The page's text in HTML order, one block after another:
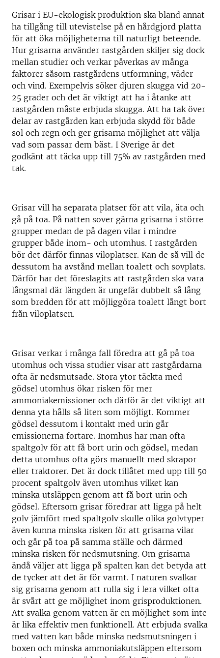
Grisar i EU-ekologisk produktion ska bland annat
ha tillgång till utevistelse på en hårdgjord platta
för att öka möjligheterna till naturligt beteende.
Hur grisarna använder rastgården skiljer sig dock
mellan studier och verkar påverkas av många
faktorer såsom rastgårdens utformning, väder
och vind. Exempelvis söker djuren skugga vid 20-
25 grader och det är viktigt att ha i åtanke att
rastgården måste erbjuda skugga. Att ha tak över
delar av rastgården kan erbjuda skydd för både
sol och regn och ger grisarna möjlighet att välja
vad som passar dem bäst. I Sverige är det
godkänt att täcka upp till 75% av rastgården med
tak.
Grisar vill ha separata platser för att vila, äta och
gå på toa. På natten sover gärna grisarna i större
grupper medan de på dagen vilar i mindre
grupper både inom- och utomhus. I rastgården
bör det därför finnas viloplatser. Kan de så vill de
dessutom ha avstånd mellan toalett och sovplats.
Därför har det föreslagits att rastgården ska vara
långsmal där längden är ungefär dubbelt så lång
som bredden för att möjliggöra toalett långt bort
från viloplatsen.
Grisar verkar i många fall föredra att gå på toa
utomhus och vissa studier visar att rastgårdarna
ofta är nedsmutsade. Stora ytor täckta med
gödsel utomhus ökar risken för mer
ammoniakemissioner och därför är det viktigt att
denna yta hålls så liten som möjligt. Kommer
gödsel dessutom i kontakt med urin går
emissionerna fortare. Inomhus har man ofta
spaltgolv för att få bort urin och gödsel, medan
detta utomhus ofta görs manuellt med skrapor
eller traktorer. Det är dock tillåtet med upp till 50
procent spaltgolv även utomhus vilket kan
minska utsläppen genom att få bort urin och
gödsel. Eftersom grisar föredrar att ligga på helt
golv jämfört med spaltgolv skulle olika golvtyper
även kunna minska risken för att grisarna vilar
och går på toa på samma ställe och därmed
minska risken för nedsmutsning. Om grisarna
ändå väljer att ligga på spalten kan det betyda att
de tycker att det är för varmt. I naturen svalkar
sig grisarna genom att rulla sig i lera vilket ofta
är svårt att ge möjlighet inom grisproduktionen.
Att svalka genom vatten är en möjlighet som inte
är lika effektiv men funktionell. Att erbjuda svalka
med vatten kan både minska nedsmutsningen i
boxen och minska ammoniakutsläppen eftersom